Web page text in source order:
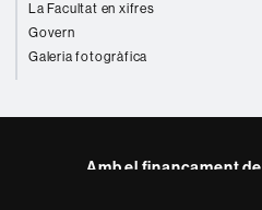
La Facultat en xifres
Govern
Galeria fotogràfica
Amb el finançament de